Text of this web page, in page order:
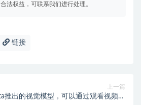
法权益，可联系我们进行处理。
链接
上一篇
推出的视觉模型，可以通过观看视频来